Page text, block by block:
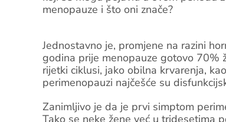
menopauze i što oni znače?
Jednostavno je, promjene na razini
godina prije menopauze gotovo 70%
rijetki ciklusi, jako obilna krvarenja,
perimenopauzi najčešće su
Zanimljivo je da je prvi simptom